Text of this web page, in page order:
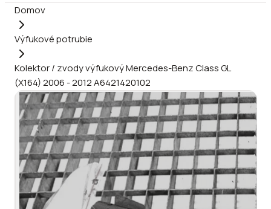
Domov
Výfukové potrubie
Kolektor / zvody výfukový Mercedes-Benz Class GL
(X164) 2006 - 2012 A6421420102